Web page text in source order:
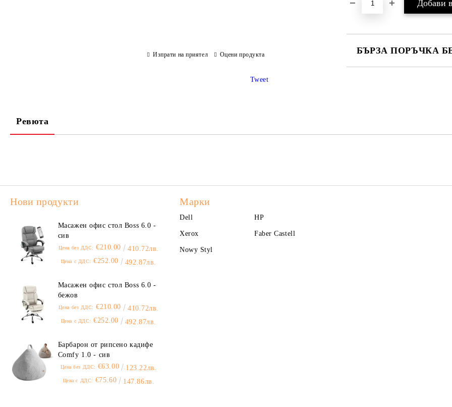
БЪРЗА ПОРЪЧКА
Изпрати на приятел Оцени продукта
Tweet
Ревюта
Нови продукти
Масажен офис стол Boss 6.0 -
сив
Цена без ДДС: €210.00 410.72лв.
Цена с ДДС: €252.00 492.87лв.
Масажен офис стол Boss 6.0 -
бежов
Цена без ДДС: €210.00 410.72лв.
Цена с ДДС: €252.00 492.87лв.
Барбарон от рипсено кадифе
Comfy 1.0 - сив
Цена без ДДС: €63.00 123.22лв.
Цена с ДДС: €75.60 147.86лв.
Марки
Dell HP
Xerox Faber Castell
Nowy Styl